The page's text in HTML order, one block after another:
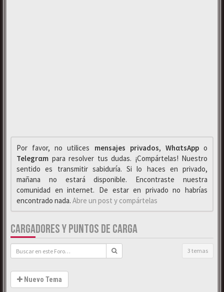
Por favor, no utilices mensajes privados, WhαtsAppo
Telegrαm para resolver tus dudas. ¡Compártelas! Nuestro
sentido es transmitir sabiduría. Si lo haces en privado,
mañana no estará disponible. Encontraste nuestra
comunidad en internet. De estar en privado no habrías
encontrado nada. Abre un post y compártelas
CARGADORES Y PUNTOS DE CARGA
3 temas
Nuevo Tema